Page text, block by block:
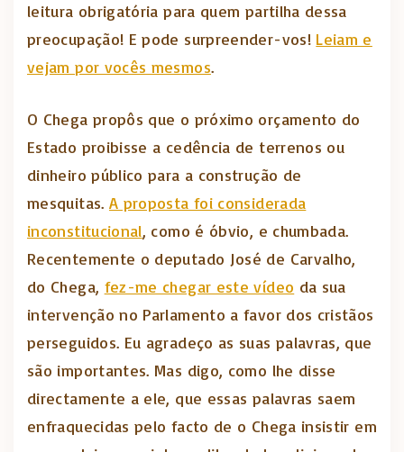
leitura obrigatória para quem partilha dessa
preocupação! E pode surpreender-vos! Leiam e
vejam por vocês mesmos.
O Chega propôs que o próximo orçamento do
Estado proibisse a cedência de terrenos ou
dinheiro público para a construção de
mesquitas. A proposta foi considerada
inconstitucional, como é óbvio, e chumbada.
Recentemente o deputado José de Carvalho,
do Chega, fez-me chegar este vídeo da sua
intervenção no Parlamento a favor dos cristãos
perseguidos. Eu agradeço as suas palavras, que
são importantes. Mas digo, como lhe disse
directamente a ele, que essas palavras saem
enfraquecidas pelo facto de o Chega insistir em